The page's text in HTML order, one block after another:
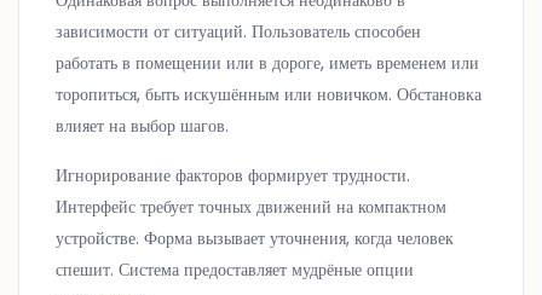
зависимости от ситуаций. Пользователь способен
работать в помещении или в дороге, иметь временем или
торопиться, быть искушённым или новичком. Обстановка
влияет на выбор шагов.
Игнорирование факторов формирует трудности.
Интерфейс требует точных движений на компактном
устройстве. Форма вызывает уточнения, когда человек
спешит. Система предоставляет мудрёные опции